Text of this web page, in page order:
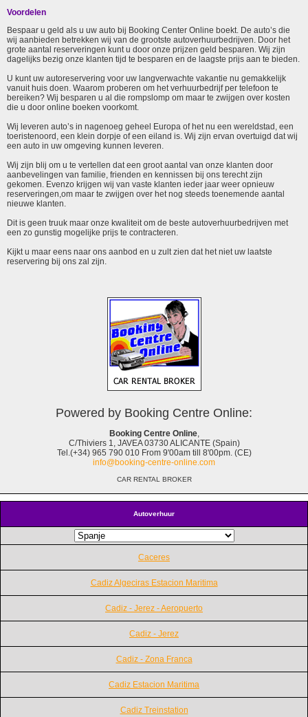
Autoverhuur
Caceres
Cadiz Algeciras Estacion Maritima
Cadiz - Jerez - Aeropuerto
Cadiz - Jerez
Cadiz - Zona Franca
Cadiz Estacion Maritima
Cadiz Treinstation
Voordelen
Bespaar u geld als u uw auto bij Booking Center Online boekt. De auto’s die
wij aanbieden betrekken wij van de grootste autoverhuurbedrijven. Door het
grote aantal reserveringen kunt u door onze prijzen geld besparen. Wij zijn
dagelijks bezig onze klanten tijd te besparen en de laagste prijs aan te bieden.
U kunt uw autoreservering voor uw langverwachte vakantie nu gemakkelijk
vanuit huis doen. Waarom proberen om het verhuurbedrijf per telefoon te
bereiken? Wij besparen u al die rompslomp om maar te zwijgen over kosten
die u door online boeken voorkomt.
Wij leveren auto’s in nagenoeg geheel Europa of het nu een wereldstad, een
toeristenoord, een klein dorpje of een eiland is. Wij zijn ervan overtuigd dat wij
een auto in uw omgeving kunnen leveren.
Wij zijn blij om u te vertellen dat een groot aantal van onze klanten door
aanbevelingen van familie, frienden en kennissen bij ons terecht zijn
gekomen. Evenzo krijgen wij van vaste klanten ieder jaar weer opnieuw
reserveringen,om maar te zwijgen over het nog steeds toenemende aantal
nieuwe klanten.
Dit is geen truuk maar onze kwaliteit om de beste autoverhuurbedrijven met
een zo gunstig mogelijke prijs te contracteren.
Kijkt u maar eens naar ons aanbod en u zult zien dat het niet uw laatste
reservering bij ons zal zijn.
Powered by Booking Centre Online:
Booking Centre Online,
C/Thiviers 1, JAVEA 03730 ALICANTE (Spain)
Tel.(+34) 965 790 010 From 9'00am till 8'00pm. (CE)
info@booking-centre-online.com
CAR RENTAL BROKER